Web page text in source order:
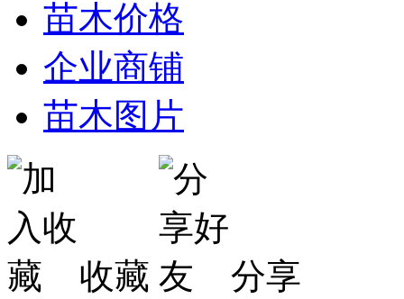
苗木价格
企业商铺
苗木图片
收藏 分享